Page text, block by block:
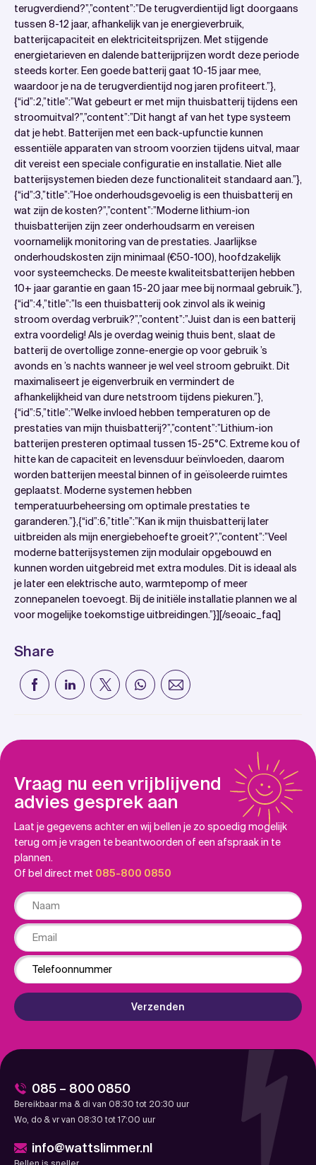
terugverdiend?”,”content”:”De terugverdientijd ligt doorgaans
tussen 8-12 jaar, afhankelijk van je energieverbruik,
batterijcapaciteit en elektriciteitsprijzen. Met stijgende
energietarieven en dalende batterijprijzen wordt deze periode
steeds korter. Een goede batterij gaat 10-15 jaar mee,
waardoor je na de terugverdientijd nog jaren profiteert.”},
{“id”:2,”title”:”Wat gebeurt er met mijn thuisbatterij tijdens een
stroomuitval?”,”content”:”Dit hangt af van het type systeem
dat je hebt. Batterijen met een back-upfunctie kunnen
essentiële apparaten van stroom voorzien tijdens uitval, maar
dit vereist een speciale configuratie en installatie. Niet alle
batterijsystemen bieden deze functionaliteit standaard aan.”},
{“id”:3,”title”:”Hoe onderhoudsgevoelig is een thuisbatterij en
wat zijn de kosten?”,”content”:”Moderne lithium-ion
thuisbatterijen zijn zeer onderhoudsarm en vereisen
voornamelijk monitoring van de prestaties. Jaarlijkse
onderhoudskosten zijn minimaal (€50-100), hoofdzakelijk
voor systeemchecks. De meeste kwaliteitsbatterijen hebben
10+ jaar garantie en gaan 15-20 jaar mee bij normaal gebruik.”},
{“id”:4,”title”:”Is een thuisbatterij ook zinvol als ik weinig
stroom overdag verbruik?”,”content”:”Juist dan is een batterij
extra voordelig! Als je overdag weinig thuis bent, slaat de
batterij de overtollige zonne-energie op voor gebruik ’s
avonds en ’s nachts wanneer je wel veel stroom gebruikt. Dit
maximaliseert je eigenverbruik en vermindert de
afhankelijkheid van dure netstroom tijdens piekuren.”},
{“id”:5,”title”:”Welke invloed hebben temperaturen op de
prestaties van mijn thuisbatterij?”,”content”:”Lithium-ion
batterijen presteren optimaal tussen 15-25°C. Extreme kou of
hitte kan de capaciteit en levensduur beïnvloeden, daarom
worden batterijen meestal binnen of in geïsoleerde ruimtes
geplaatst. Moderne systemen hebben
temperatuurbeheersing om optimale prestaties te
garanderen.”},{“id”:6,”title”:”Kan ik mijn thuisbatterij later
uitbreiden als mijn energiebehoefte groeit?”,”content”:”Veel
moderne batterijsystemen zijn modulair opgebouwd en
kunnen worden uitgebreid met extra modules. Dit is ideaal als
je later een elektrische auto, warmtepomp of meer
zonnepanelen toevoegt. Bij de initiële installatie plannen we al
voor mogelijke toekomstige uitbreidingen.”}][/seoaic_faq]
Share
Vraag nu een vrijblijvend
advies gesprek aan
Laat je gegevens achter en wij bellen je zo spoedig mogelijk
terug om je vragen te beantwoorden of een afspraak in te
plannen.
Of bel direct met 085-800 0850
Naam
Email
Phone
Verzenden
085 – 800 0850
Bereikbaar ma & di van 08:30 tot 20:30 uur
Wo, do & vr van 08:30 tot 17:00 uur
info@wattslimmer.nl